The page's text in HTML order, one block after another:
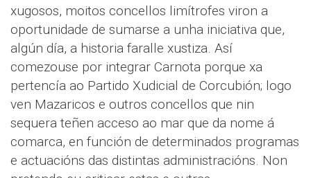
xugosos, moitos concellos limítrofes viron a
oportunidade de sumarse a unha iniciativa que,
algún día, a historia faralle xustiza. Así
comezouse por integrar Carnota porque xa
pertencía ao Partido Xudicial de Corcubión; logo
ven Mazaricos e outros concellos que nin
sequera teñen acceso ao mar que da nome á
comarca, en función de determinados programas
e actuacións das distintas administracións. Non